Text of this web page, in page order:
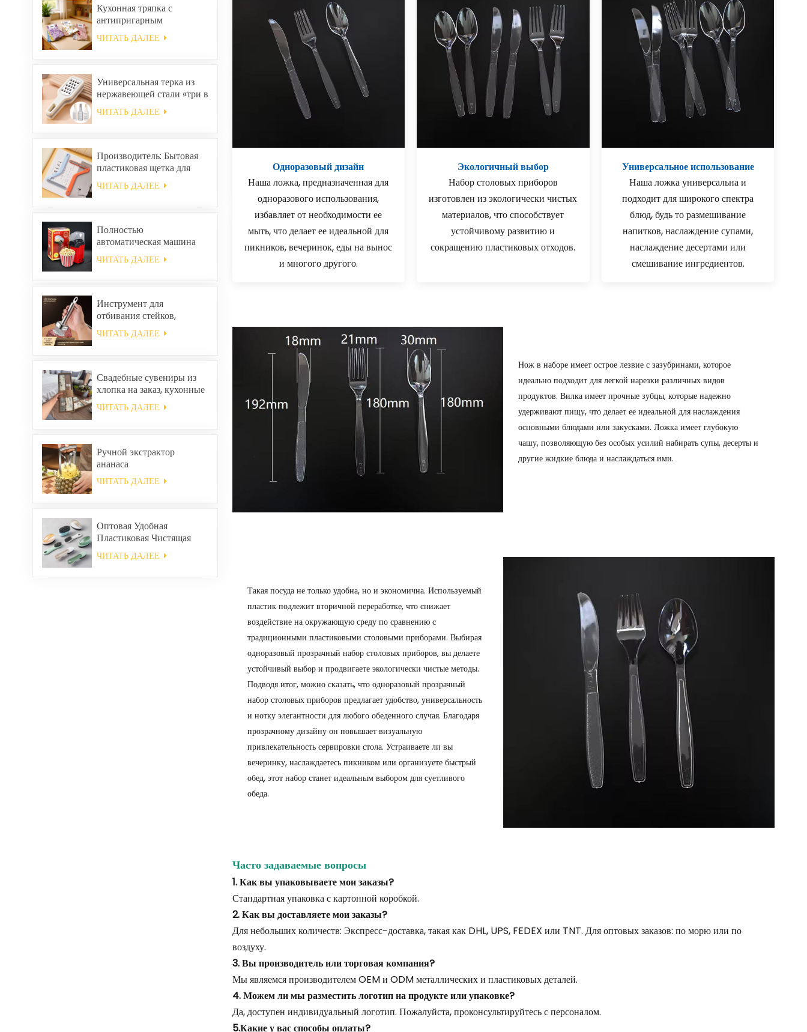
Кухонная тряпка с
антипригарным
покрытием и маслом,
легко моется, утолщенная,
многоразовая,
экологичная.
ЧИТАТЬ ДАЛЕЕ
Универсальная терка из
нержавеющей стали «три в
одном».
ЧИТАТЬ ДАЛЕЕ
Производитель: Бытовая
пластиковая щетка для
уборки одежды, средство
для удаления статического
ЧИТАТЬ ДАЛЕЕ
Полностью
автоматическая машина
для приготовления
попкорна, портативная
ЧИТАТЬ ДАЛЕЕ
Инструмент для
отбивания стейков,
размягчитель говядины.
ЧИТАТЬ ДАЛЕЕ
Свадебные сувениры из
хлопка на заказ, кухонные
полотенца для уборки
дома, квадратные
ЧИТАТЬ ДАЛЕЕ
Ручной экстрактор
ананаса
ЧИТАТЬ ДАЛЕЕ
Оптовая Удобная
Пластиковая Чистящая
Щетка
ЧИТАТЬ ДАЛЕЕ
Одноразовый дизайн
Наша ложка, предназначенная для
одноразового использования,
избавляет от необходимости ее
мыть, что делает ее идеальной для
пикников, вечеринок, еды на вынос
и многого другого.
Экологичный выбор
Набор столовых приборов
изготовлен из экологически чистых
материалов, что способствует
устойчивому развитию и
сокращению пластиковых отходов.
Универсальное использование
Наша ложка универсальна и
подходит для широкого спектра
блюд, будь то размешивание
напитков, наслаждение супами,
наслаждение десертами или
смешивание ингредиентов.
Нож в наборе имеет острое лезвие с зазубринами, которое
идеально подходит для легкой нарезки различных видов
продуктов. Вилка имеет прочные зубцы, которые надежно
удерживают пищу, что делает ее идеальной для наслаждения
основными блюдами или закусками. Ложка имеет глубокую
чашу, позволяющую без особых усилий набирать супы, десерты и
другие жидкие блюда и наслаждаться ими.
Такая посуда не только удобна, но и экономична. Используемый
пластик подлежит вторичной переработке, что снижает
воздействие на окружающую среду по сравнению с
традиционными пластиковыми столовыми приборами. Выбирая
одноразовый прозрачный набор столовых приборов, вы делаете
устойчивый выбор и продвигаете экологически чистые методы.
Подводя итог, можно сказать, что одноразовый прозрачный
набор столовых приборов предлагает удобство, универсальность
и нотку элегантности для любого обеденного случая. Благодаря
прозрачному дизайну он повышает визуальную
привлекательность сервировки стола. Устраиваете ли вы
вечеринку, наслаждаетесь пикником или организуете быстрый
обед, этот набор станет идеальным выбором для суетливого
обеда.
Часто задаваемые вопросы
1. Как вы упаковываете мои заказы?
Стандартная упаковка с картонной коробкой.
2. Как вы доставляете мои заказы?
Для небольших количеств: Экспресс-доставка, такая как DHL, UPS, FEDEX или TNT. Для оптовых заказов: по морю или по
воздуху.
3. Вы производитель или торговая компания?
Мы являемся производителем OEM и ODM металлических и пластиковых деталей.
4. Можем ли мы разместить логотип на продукте или упаковке?
Да, доступен индивидуальный логотип. Пожалуйста, проконсультируйтесь с персоналом.
5.Какие у вас способы оплаты?